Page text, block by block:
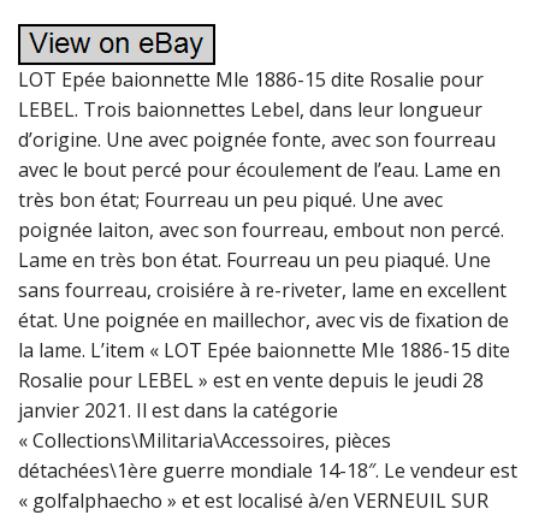
LOT Epée baionnette Mle 1886-15 dite Rosalie pour
LEBEL. Trois baionnettes Lebel, dans leur longueur
d’origine. Une avec poignée fonte, avec son fourreau
avec le bout percé pour écoulement de l’eau. Lame en
très bon état; Fourreau un peu piqué. Une avec
poignée laiton, avec son fourreau, embout non percé.
Lame en très bon état. Fourreau un peu piaqué. Une
sans fourreau, croisiére à re-riveter, lame en excellent
état. Une poignée en maillechor, avec vis de fixation de
la lame. L’item « LOT Epée baionnette Mle 1886-15 dite
Rosalie pour LEBEL » est en vente depuis le jeudi 28
janvier 2021. Il est dans la catégorie
« Collections\Militaria\Accessoires, pièces
détachées\1ère guerre mondiale 14-18″. Le vendeur est
« golfalphaecho » et est localisé à/en VERNEUIL SUR